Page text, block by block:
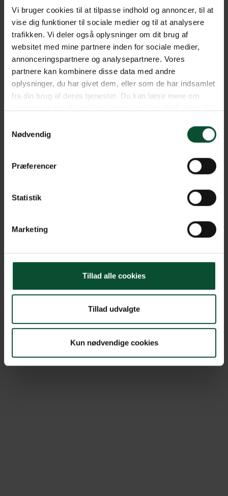
Vi bruger cookies til at tilpasse indhold og annoncer, til at
vise dig funktioner til sociale medier og til at analysere
trafikken. Vi deler også oplysninger om dit brug af
websitet med mine partnere inden for sociale medier,
annonceringspartnere og analysepartnere. Vores
partnere kan kombinere disse data med andre
oplysninger, du har givet dem, eller som de har indsamlet
fra din brug af deres tjenester. Du kan læse mere om
Nødvendig
Præferencer
Statistik
Marketing
Tillad alle cookies
Tillad udvalgte
Kun nødvendige cookies